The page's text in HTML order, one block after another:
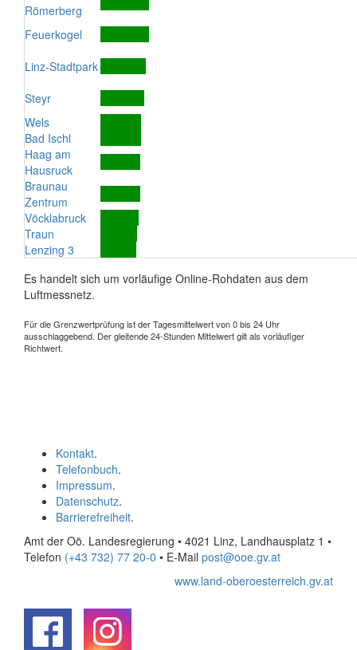
Römerberg
Feuerkogel
Linz-Stadtpark
Steyr
Wels
Bad Ischl
Haag am
Hausruck
Braunau
Zentrum
Vöcklabruck
Traun
Lenzing 3
Es handelt sich um vorläufige Online-Rohdaten aus dem
Luftmessnetz.
Für die Grenzwertprüfung ist der Tagesmittelwert von 0 bis 24 Uhr
ausschlaggebend. Der gleitende 24-Stunden Mittelwert gilt als vorläufiger
Richtwert.
Kontakt.
Telefonbuch.
Impressum.
Datenschutz.
Barrierefreiheit.
Amt der Oö. Landesregierung • 4021 Linz, Landhausplatz 1 •
Telefon (+43 732) 77 20-0 • E-Mail post@ooe.gv.at
www.land-oberoesterreich.gv.at